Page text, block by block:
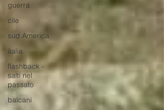
guerra
cile
sud America
italia
flashback -
salti nel
passato
balcani